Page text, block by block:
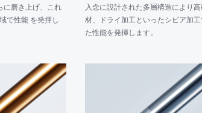
境配慮型PVDコーティングの受託サービスを開始い
グリーンコーティング」は、当社の工場に設置し
ング処理です。 PVDコーティング処理で排出され
排出量を実質ゼロとして提供するサービスとなりま
ものづくりメッセ2025 」に出展いたしました。
に磨き上げ、これ
で性能 を発揮し
入念に設計された多層構造により
材、ドライ加工といったシビア加
た性能を発揮します。